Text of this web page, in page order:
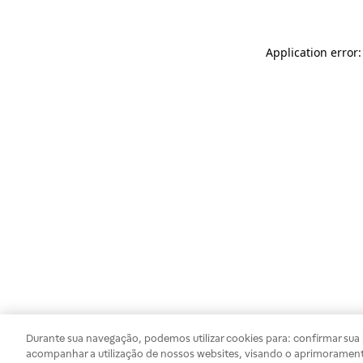
Application
Durante sua navegação, podemos utilizar cookies para: confirmar
acompanhar a utilização de nossos websites, visando o